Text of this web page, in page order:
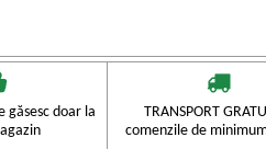
găsesc doar la
TRANSPORT
comenzile de